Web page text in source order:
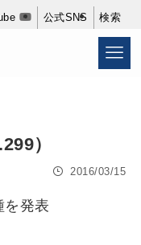
公式SNS 検索
）
2016/03/15
を発表